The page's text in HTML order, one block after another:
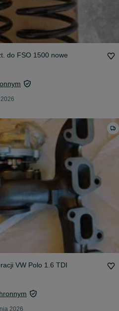
do FSO 1500 nowe
VW Polo 1.6 TDI
2026